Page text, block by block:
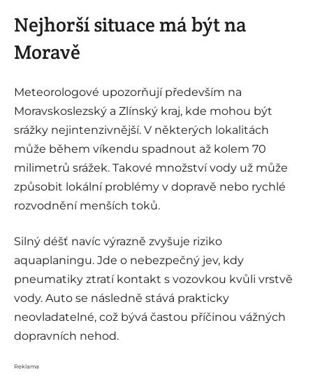
Nejhorší situace má být na
Moravě
Meteorologové upozorňují především na
Moravskoslezský a Zlínský kraj, kde mohou být
srážky nejintenzivnější. V některých lokalitách
může během víkendu spadnout až kolem 70
milimetrů srážek. Takové množství vody už může
způsobit lokální problémy v dopravě nebo rychlé
rozvodnění menších toků.
Silný déšť navíc výrazně zvyšuje riziko
aquaplaningu. Jde o nebezpečný jev, kdy
pneumatiky ztratí kontakt s vozovkou kvůli vrstvě
vody. Auto se následně stává prakticky
neovladatelné, což bývá častou příčinou vážných
dopravních nehod.
Reklama